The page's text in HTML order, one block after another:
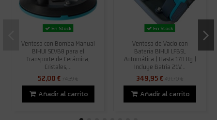
En Stock
Ventosa con Bomba Manual
BIHUI SCVB8 para el
Transporte de Cerámica,
Cristales,...
52,00 €74,39 €
Añadir al carrito
En Stock
Ventosa de Vacío con
Bateria BIHUI LFBSL
Automática | Hasta 170 Kg |
Incluye Batria 21V...
349,95 €491,70 €
Añadir al carrito